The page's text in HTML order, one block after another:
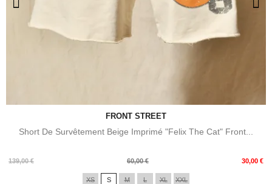
FRONT STREET
Short De Survêtement Beige Imprimé "Felix The Cat" Front...
139,00 €
Prix
60,00 € 30,00 €
Prix
XS S M L XL XXL